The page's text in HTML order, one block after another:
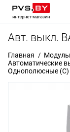
Авт. выкл.
Главная
Автоматические
Однополюсные (С)